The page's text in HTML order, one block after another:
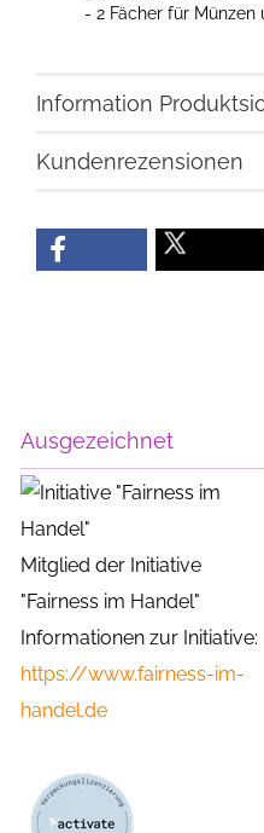
- 2 Fächer für Münzen
Information
Kundenrezensionen
Ausgezeichnet
Mitglied der Initiative
"Fairness im Handel"
Informationen zur Initiative:
https://www.fairness-im-
handel.de